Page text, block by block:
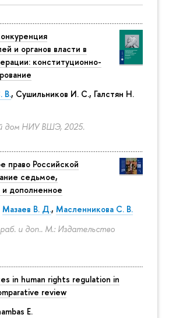
и органов власти в
конституционно-
В., Сушильников И. С., Галстян Н.
дом НИУ ВШЭ, 2025.
право Российской
седьмое,
дополненное
Мазаев В. Д., Масленникова С. В.
и доп.. М.: Издательство
in human rights regulation in
review
E.